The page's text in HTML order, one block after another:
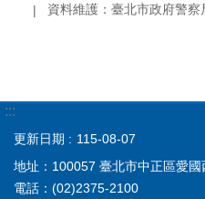
資料維護：臺北市政府警
:::
更新日期
115-08-07
地址：100057 臺北市中正區愛國
電話：(02)2375-2100